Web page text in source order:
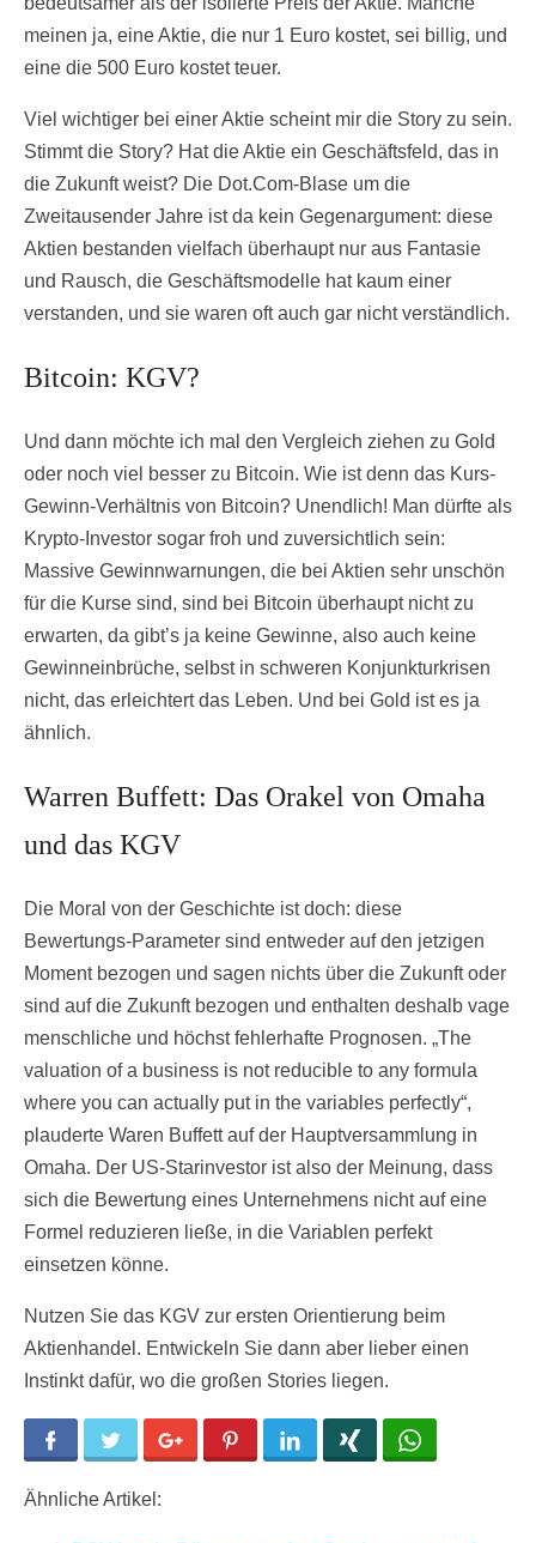
meinen ja, eine Aktie, die nur 1 Euro kostet, sei billig, und
eine die 500 Euro kostet teuer.
Viel wichtiger bei einer Aktie scheint mir die Story zu sein.
Stimmt die Story? Hat die Aktie ein Geschäftsfeld, das in
die Zukunft weist? Die Dot.Com-Blase um die
Zweitausender Jahre ist da kein Gegenargument: diese
Aktien bestanden vielfach überhaupt nur aus Fantasie
und Rausch, die Geschäftsmodelle hat kaum einer
verstanden, und sie waren oft auch gar nicht verständlich.
Bitcoin: KGV?
Und dann möchte ich mal den Vergleich ziehen zu Gold
oder noch viel besser zu Bitcoin. Wie ist denn das Kurs-
Gewinn-Verhältnis von Bitcoin? Unendlich! Man dürfte als
Krypto-Investor sogar froh und zuversichtlich sein:
Massive Gewinnwarnungen, die bei Aktien sehr unschön
für die Kurse sind, sind bei Bitcoin überhaupt nicht zu
erwarten, da gibt’s ja keine Gewinne, also auch keine
Gewinneinbrüche, selbst in schweren Konjunkturkrisen
nicht, das erleichtert das Leben. Und bei Gold ist es ja
ähnlich.
Warren Buffett: Das Orakel von Omaha
und das KGV
Die Moral von der Geschichte ist doch: diese
Bewertungs-Parameter sind entweder auf den jetzigen
Moment bezogen und sagen nichts über die Zukunft oder
sind auf die Zukunft bezogen und enthalten deshalb vage
menschliche und höchst fehlerhafte Prognosen. „The
valuation of a business is not reducible to any formula
where you can actually put in the variables perfectly“,
plauderte Waren Buffett auf der Hauptversammlung in
Omaha. Der US-Starinvestor ist also der Meinung, dass
sich die Bewertung eines Unternehmens nicht auf eine
Formel reduzieren ließe, in die Variablen perfekt
einsetzen könne.
Nutzen Sie das KGV zur ersten Orientierung beim
Aktienhandel. Entwickeln Sie dann aber lieber einen
Instinkt dafür, wo die großen Stories liegen.
Facebook Twitter Google+ Pinterest LinkedIn
Ähnliche Artikel: